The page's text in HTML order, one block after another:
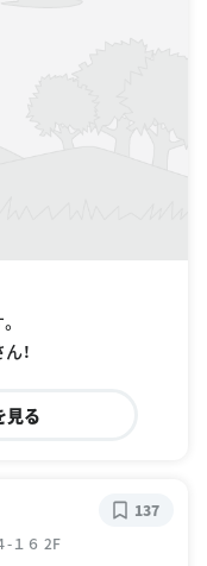
！
見る
-１６ 2F
137